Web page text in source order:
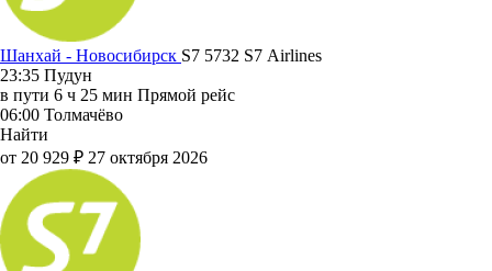
Шанхай - Новосибирск S7 5732 S7 Airlines
23:35 Пудун
в пути 6 ч 25 мин Прямой рейс
06:00 Толмачёво
Найти
от 20 929 ₽ 27 октября 2026